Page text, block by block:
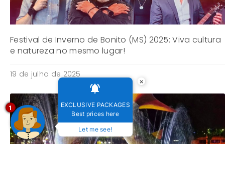
Festival de Inverno de Bonito (MS) 2025: Viva cultura
e natureza no mesmo lugar!
19 de julho de 2025
×
EXCLUSIVE PACKAGES
Best prices here
Let me see!
1